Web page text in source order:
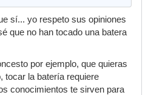
sí... yo respeto sus opiniones
que no han tocado una batera
por ejemplo, que quieras
tocar la batería requiere
conocimientos te sirven para